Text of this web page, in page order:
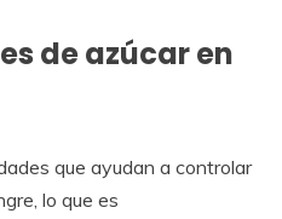
de azúcar en
que ayudan a controlar
lo que es